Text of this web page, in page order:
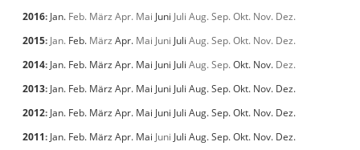
2016: Jan. Feb. März Apr. Mai Juni Juli Aug.Sep.Okt. Nov. Dez.
2015: Jan. Feb. März Apr. Mai Juni Juli Aug.Sep.Okt. Nov. Dez.
2014: Jan. Feb. März Apr. Mai Juni Juli Aug.Sep.Okt. Nov. Dez.
2013: Jan. Feb. März Apr. Mai Juni Juli Aug.Sep.Okt. Nov. Dez.
2012: Jan. Feb. März Apr. Mai Juni Juli Aug.Sep.Okt. Nov. Dez.
2011: Jan. Feb. März Apr. Mai Juni Juli Aug.Sep.Okt. Nov. Dez.